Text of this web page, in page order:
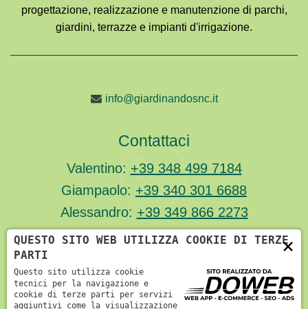
×
QUESTO SITO WEB UTILIZZA COOKIE DI TERZE
PARTI
Questo sito utilizza cookie
tecnici per la navigazione e
cookie di terze parti per servizi
aggiuntivi come la visualizzazione
progettazione, realizzazione e manutenzione di parchi,
giardini, terrazze e impianti d'irrigazione.
info@giardinandosnc.it
Contattaci
Valentino: +39 348 499 7184
Giampaolo: +39 340 301 6688
Alessandro: +39 349 866 2273